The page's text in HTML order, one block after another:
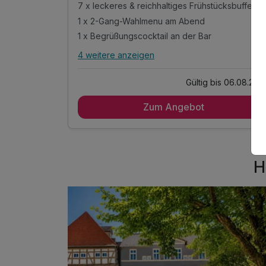
7 x leckeres & reichhaltiges Frühstücksbuffet
1 x 2-Gang-Wahlmenu am Abend
1 x Begrüßungscocktail an der Bar
Alle Inklusivleistungen
Stadthotel
7 x leckeres & reichhaltiges Frühstücksbuffet
1 Flasche Mineralwasser
Shuttleservice vom/zum Bahnhof
4 weitere anzeigen
Gültig bis 06.08.2027
Zum Angebot